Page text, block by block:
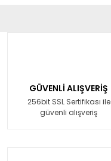
GÜVENLİ ALIŞVERİŞ
256bit SSL Sertifikası ile
güvenli alışveriş